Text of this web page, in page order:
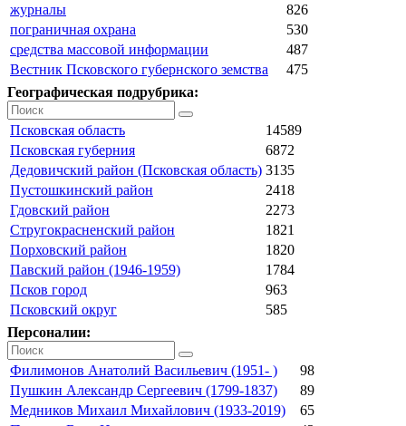
журналы
826
пограничная охрана
530
средства массовой информации
487
Вестник Псковского губернского земства
475
Географическая подрубрика:
Псковская область
14589
Псковская губерния
6872
Дедовичский район (Псковская область) 3135
Пустошкинский район
2418
Гдовский район
2273
Стругокрасненский район
1821
Порховский район
1820
Павский район (1946-1959)
1784
Псков город
963
Псковский округ
585
Персоналии:
Филимонов Анатолий Васильевич (1951- )
98
Пушкин Александр Сергеевич (1799-1837)
89
Медников Михаил Михайлович (1933-2019)
65